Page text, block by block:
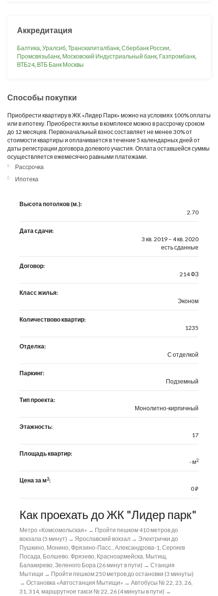
Аккредитация
Балтика, Уралсиб, Транскапиталбанк, Сбербанк России,
Промсвязьбанк, Московский Индустриальный банк, Газпромбанк,
ВТБ24, ВТБ Банк Москвы
Способы покупки
Приобрести квартиру в ЖК «Лидер Парк» можно на условиях 100% оплаты
или в ипотеку. Приобрести жилье в комплексе можно в рассрочку сроком
до 12 месяцев. Первоначальный взнос составляет не менее 30% от
стоимости квартиры и оплачивается в течение 5 календарных дней от
даты регистрации договора долевого участия. Оплата оставшейся суммы
осуществляется ежемесячно равными платежами.
Рассрочка
Ипотека
Высота потолков (м.):
2.70
Дата сдачи:
3 кв. 2019 – 4 кв. 2020
есть сданные
Договор:
214 ФЗ
Класс жилья:
Эконом
Количествово квартир:
1235
Отделка:
С отделкой
Паркинг:
Подземный
Тип проекта:
Монолитно-кирпичный
Этажность:
17
Площадь квартир:
- м2
Цена за м2:
0⃏
Как проехать до ЖК "Лидер парк"
Метро «Комсомольская» → Пройти пешком 410 метров до
вокзала (5 минут) → Ярославский вокзал → Электрички до
Пушкино, Монино, Фрязино-Пасс., Александрова-1, Сергиев
Посада, Болшево, Фрязево, Красноармейска, Мытищ,
Балакирево, Зеленого Бора (26 минут в пути) → Станция
Мытищи → Пройти пешком 250 метров до остановки (3 минуты)
→ Остановка «Автостанция Мытищи» → Автобусы № 22, 23, 26,
31, 314, маршрутное такси № 22, 26 (4 минуты в пути) →